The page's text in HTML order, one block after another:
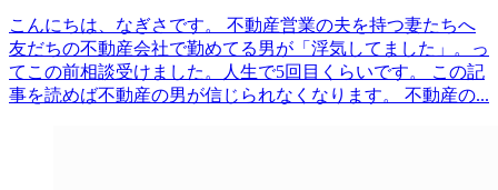
こんにちは、なぎさです。 不動産営業の夫を持つ妻たちへ
友だちの不動産会社で勤めてる男が「浮気してました」。っ
てこの前相談受けました。人生で5回目くらいです。 この記
事を読めば不動産の男が信じられなくなります。 不動産の...